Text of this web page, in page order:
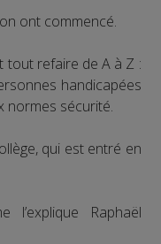
ont commencé.
tout refaire de A à Z :
handicapées
normes sécurité.
qui est entré en
Raphaël